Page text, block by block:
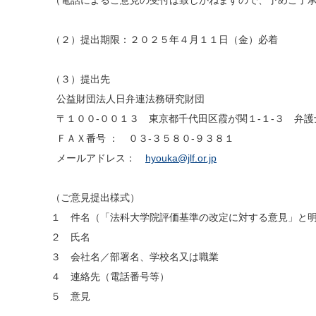
（２）提出期限：２０２５年４月１１日（金）必着
（３）提出先
公益財団法人日弁連法務研究財団
〒１００-００１３ 東京都千代田区霞が関１-１-３ 弁護
ＦＡＸ番号 ： ０３-３５８０-９３８１
メールアドレス： hyouka@jlf.or.jp
（ご意見提出様式）
１ 件名（「法科大学院評価基準の改定に対する意見」と明
２ 氏名
３ 会社名／部署名、学校名又は職業
４ 連絡先（電話番号等）
５ 意見